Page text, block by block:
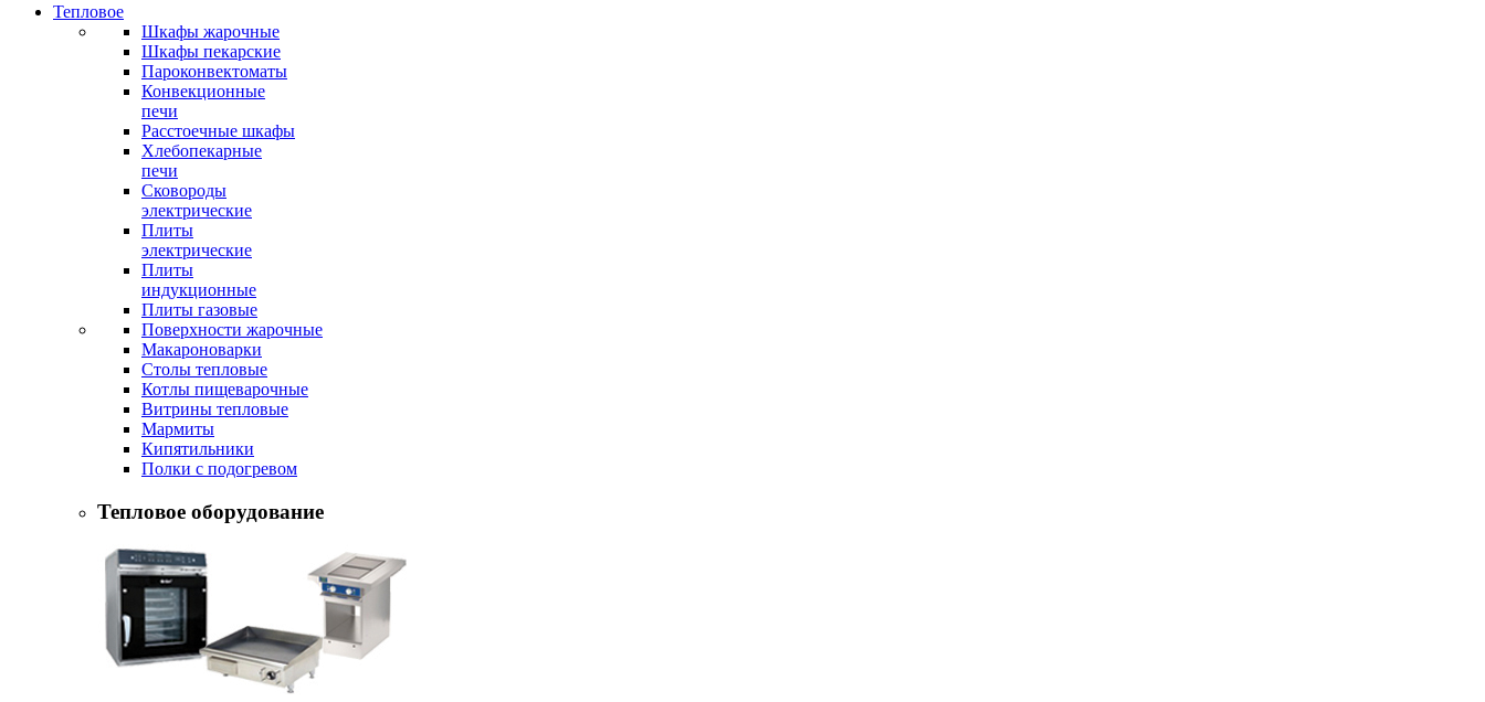
Тепловое
Шкафы жарочные
Шкафы пекарские
Пароконвектоматы
Конвекционные
печи
Расстоечные шкафы
Хлебопекарные
печи
Сковороды
электрические
Плиты
электрические
Плиты
индукционные
Плиты газовые
Поверхности жарочные
Макароноварки
Столы тепловые
Котлы пищеварочные
Витрины тепловые
Мармиты
Кипятильники
Полки с подогревом
Тепловое оборудование